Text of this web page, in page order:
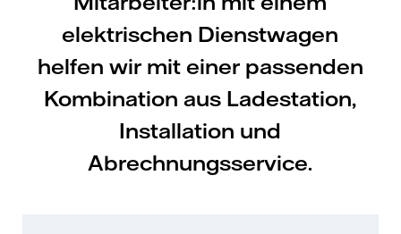
elektrischen Dienstwagen
helfen wir mit einer passenden
Kombination aus Ladestation,
Installation und
Abrechnungsservice.